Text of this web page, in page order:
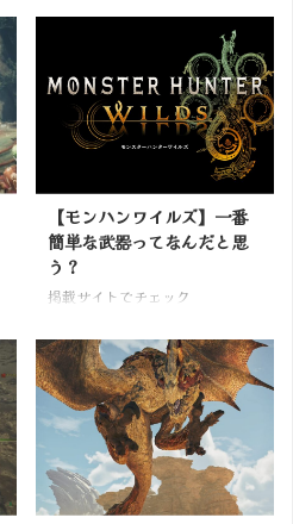
【モンハンワイルズ】一番
簡単な武器ってなんだと思
う？
掲載サイトでチェック